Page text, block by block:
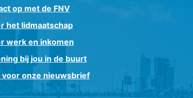
op met de FNV
het lidmaatschap
werk en inkomen
bij jou in de buurt
voor onze nieuwsbrief